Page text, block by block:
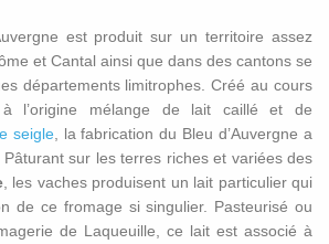
est produit sur un territoire assez
et Cantal ainsi que dans des cantons se
départements limitrophes. Créé au cours
l’origine mélange de lait caillé et de
seigle, la fabrication du Bleu d’Auvergne a
sur les terres riches et variées des
, les vaches produisent un lait particulier qui
de ce fromage si singulier. Pasteurisé ou
de Laqueuille, ce lait est associé à